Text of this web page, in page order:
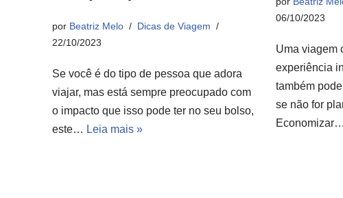
por Beatriz Melo
Dicas de Viagem
22/10/2023
Se você é do tipo de pessoa que adora
viajar, mas está sempre preocupado com
o impacto que isso pode ter no seu bolso,
este… Leia mais »
06/10/2023
Uma viagem
experiência
também
se não for
Economizar…